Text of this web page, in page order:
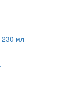
230 мл